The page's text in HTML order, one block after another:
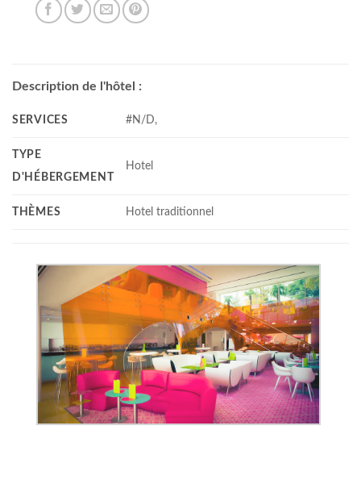
Description de l'hôtel :
SERVICES #N/D,
TYPE
D'HÉBERGEMENT
Hotel
THÈMES Hotel traditionnel